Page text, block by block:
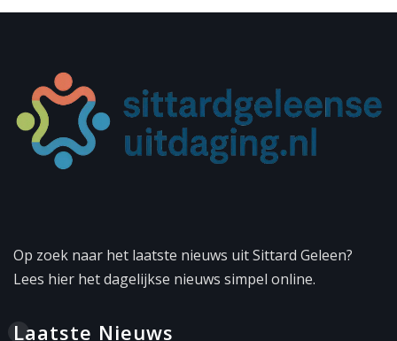
Op zoek naar het laatste nieuws uit Sittard Geleen?
Lees hier het dagelijkse nieuws simpel online.
Laatste Nieuws